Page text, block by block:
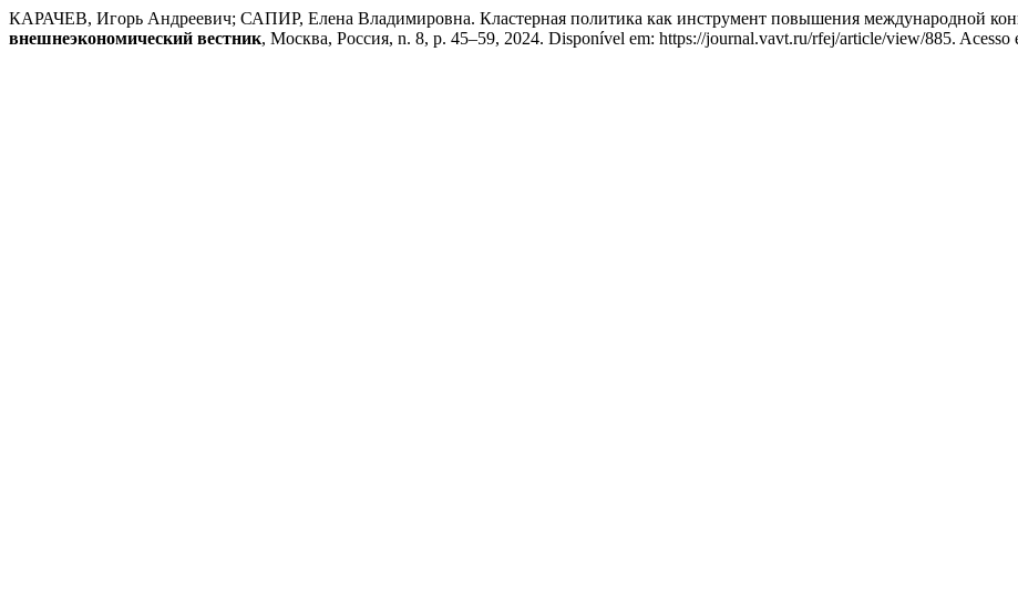
КАРАЧЕВ, Игорь Андреевич; САПИР, Елена Владимировна. Кластерная политика как инструмент повышения международной
внешнеэкономический вестник, Москва, Россия, n. 8, p. 45–59, 2024. Disponível em: https://journal.vavt.ru/rfej/article/view/885. Acesso